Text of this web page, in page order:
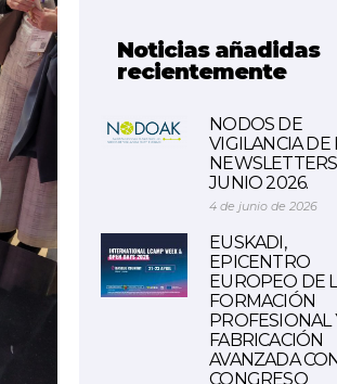
Noticias añadidas
recientemente
NODOS DE
VIGILANCIA DE
NEWSLETTERS
JUNIO 2026.
4 de junio de 2026
EUSKADI,
EPICENTRO
EUROPEO DE
FORMACIÓN
PROFESIONAL
FABRICACIÓN
AVANZADA
CONGRESO